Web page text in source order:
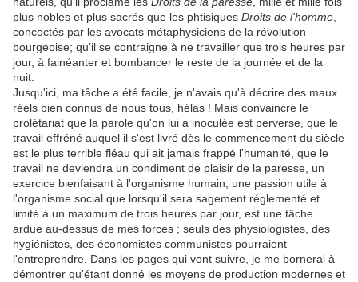
plus nobles et plus sacrés que les phtisiques Droits de l'homme
concoctés par les avocats métaphysiciens de la révolution
bourgeoise; qu'il se contraigne à ne travailler que trois heures par
jour, à fainéanter et bombancer le reste de la journée et de la
nuit.
Jusqu'ici, ma tâche a été facile, je n'avais qu'à décrire des maux
réels bien connus de nous tous, hélas ! Mais convaincre le
prolétariat que la parole qu'on lui a inoculée est perverse, que le
travail effréné auquel il s'est livré dès le commencement du siècle
est le plus terrible fléau qui ait jamais frappé l'humanité, que le
travail ne deviendra un condiment de plaisir de la paresse, un
exercice bienfaisant à l'organisme humain, une passion utile à
l'organisme social que lorsqu'il sera sagement réglementé et
limité à un maximum de trois heures par jour, est une tâche
ardue au-dessus de mes forces ; seuls des physiologistes, des
hygiénistes, des économistes communistes pourraient
l'entreprendre. Dans les pages qui vont suivre, je me bornerai à
démontrer qu'étant donné les moyens de production modernes et